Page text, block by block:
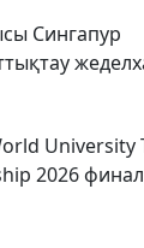
Сингапур
University
2026